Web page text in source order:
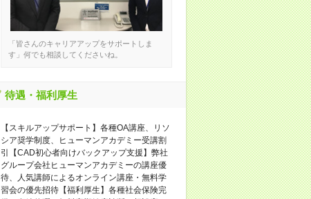
「皆さんのキャリアアップをサポートしま
す」何でも相談してくださいね。
待遇・福利厚生
【スキルアップサポート】各種OA講座、リソ
シア奨学制度、ヒューマンアカデミー受講割
引【CAD初心者向けバックアップ支援】弊社
グループ会社ヒューマンアカデミーの講座優
待、人気講師によるオンライン講座・無料学
習会の優先招待【福利厚生】各種社会保険完